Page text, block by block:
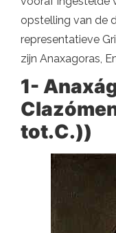
opstelling van de
representatieve
zijn Anaxagoras,
1-
tot.C.))